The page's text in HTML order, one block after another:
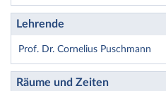
Lehrende
Prof. Dr. Cornelius Puschmann
Räume und Zeiten